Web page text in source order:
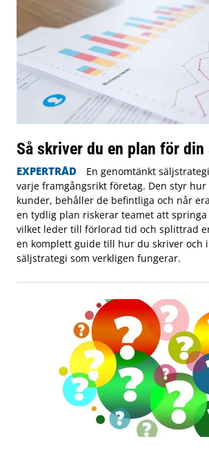
Så skriver du en plan för
EXPERTRÅD
En genomtänkt
varje framgångsrikt företag. Den styr
kunder, behåller de befintliga och når
en tydlig plan riskerar teamet att
vilket leder till förlorad tid och splittrad
en komplett guide till hur du skriver och
säljstrategi som verkligen fungerar.